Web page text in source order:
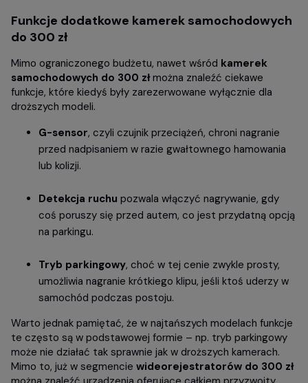
Funkcje dodatkowe kamerek samochodowych
do 300 zł
Mimo ograniczonego budżetu, nawet wśród kamerek
samochodowych do 300 złmożna znaleźć ciekawe
funkcje, które kiedyś były zarezerwowane wyłącznie dla
droższych modeli.
G-sensor, czyli czujnik przeciążeń, chroni nagranie
przed nadpisaniem w razie gwałtownego hamowania
lub kolizji.
Detekcja ruchu pozwala włączyć nagrywanie, gdy
coś poruszy się przed autem, co jest przydatną opcją
na parkingu.
Tryb parkingowy, choć w tej cenie zwykle prosty,
umożliwia nagranie krótkiego klipu, jeśli ktoś uderzy w
samochód podczas postoju.
Warto jednak pamiętać, że w najtańszych modelach funkcje
te często są w podstawowej formie – np. tryb parkingowy
może nie działać tak sprawnie jak w droższych kamerach.
Mimo to, już w segmencie wideorejestratorów do 300 zł